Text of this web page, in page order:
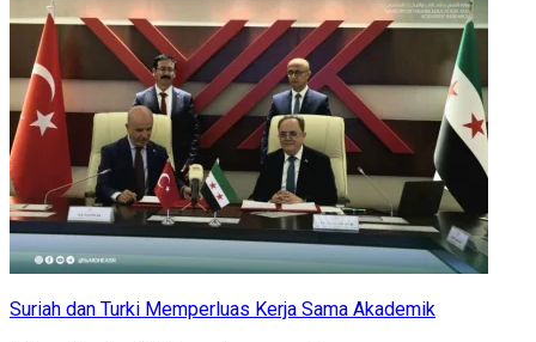
Suriah dan Turki Memperluas Kerja Sama Akademik